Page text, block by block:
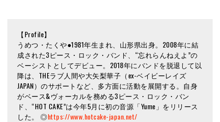
【Profile】
うめつ・たくや●1981年生まれ、山形県出身。2008年に結
成された3ピース・ロック・バンド、“忘れらんねえよ”の
ベーシストとしてデビュー。2018年にバンドを脱退して以
降は、THEラブ人間や大矢梨華子（ex-ベイビーレイズ
JAPAN）のサポートなど、多方面に活動を展開する。自身
がベース&ヴォーカルを務める3ピース・ロック・バン
ド、“HOT CAKE”は今年5月に初の音源「Yume」をリリース
した。 ◎https://www.hotcake-japan.net/